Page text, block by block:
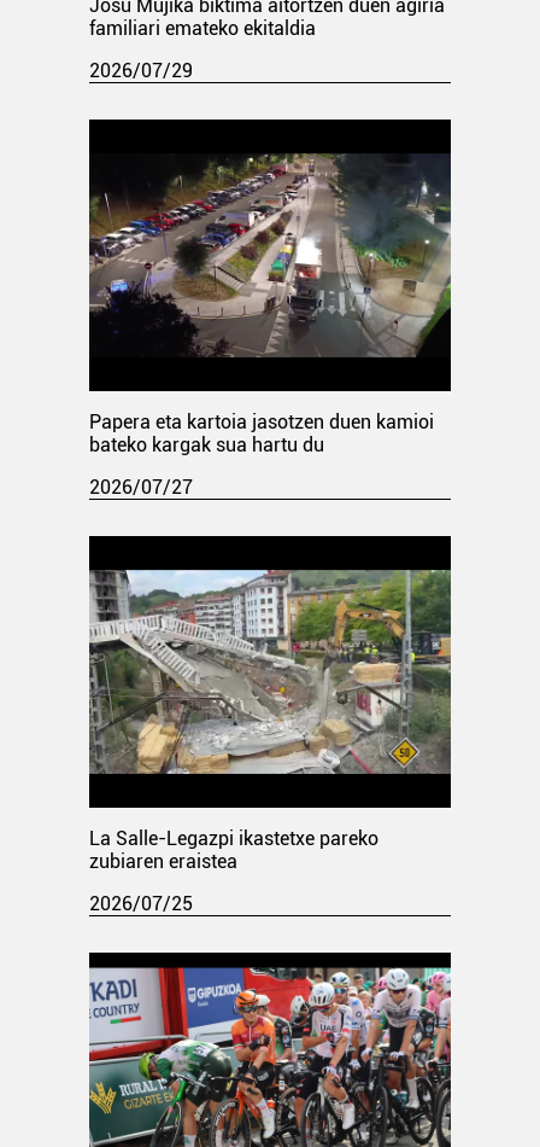
Josu Mujika biktima aitortzen duen agiria
familiari emateko ekitaldia
2026/07/29
Papera eta kartoia jasotzen duen kamioi
bateko kargak sua hartu du
2026/07/27
La Salle-Legazpi ikastetxe pareko
zubiaren eraistea
2026/07/25